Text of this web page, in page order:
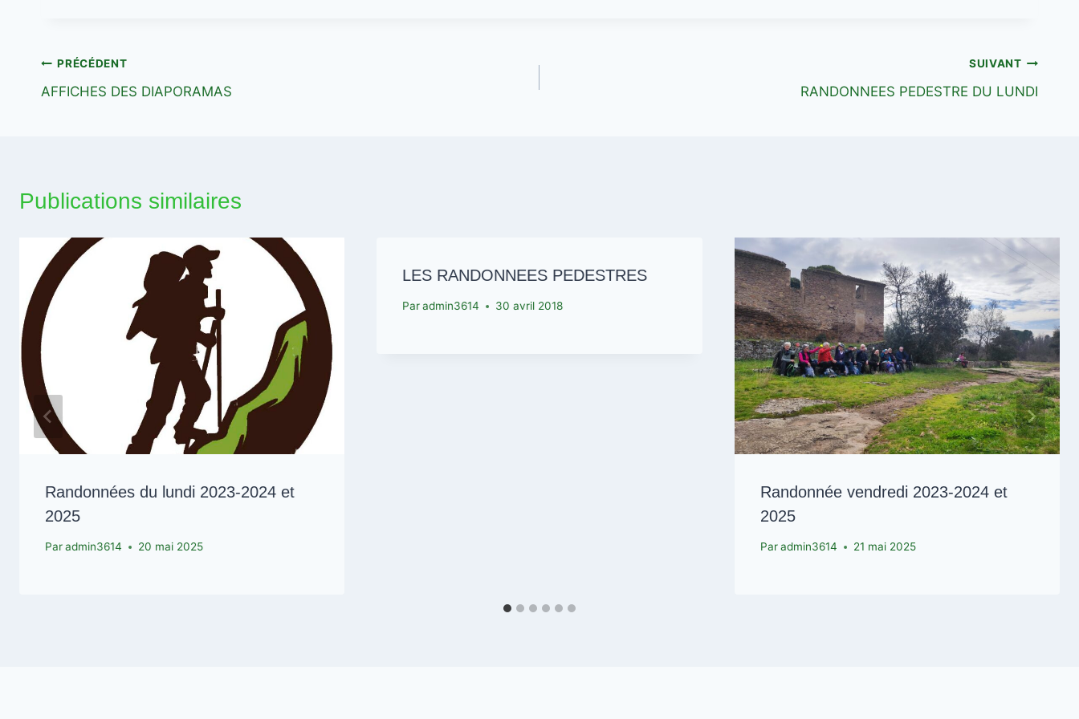
Navigation
de
PRÉCÉDENT
AFFICHES DES DIAPORAMAS
SUIVANT
RANDONNEES PEDESTRE DU LUNDI
Publications similaires
Randonnées du lundi 2023-2024 et
2025
Paradmin3614 20 mai 2025
LES RANDONNEES PEDESTRES
Par admin3614 30 avril 2018
Randonnée vendredi 2023-2024 et
2025
Par admin3614 21 mai 2025